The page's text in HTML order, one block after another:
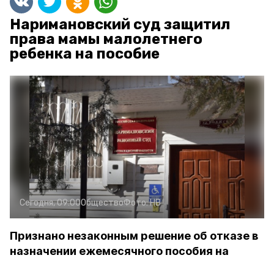
Наримановский суд защитил
права мамы малолетнего
ребенка на пособие
Сегодня, 09:00ОбществоФото:НВ
Признано незаконным решение об отказе в
назначении ежемесячного пособия на